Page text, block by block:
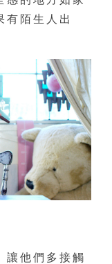
有陌生人出
讓他們多接觸